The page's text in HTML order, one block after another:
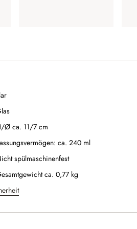
Ø ca. 11/7 cm
ca. 240 ml
spülmaschinenfest
ca. 0,77 kg